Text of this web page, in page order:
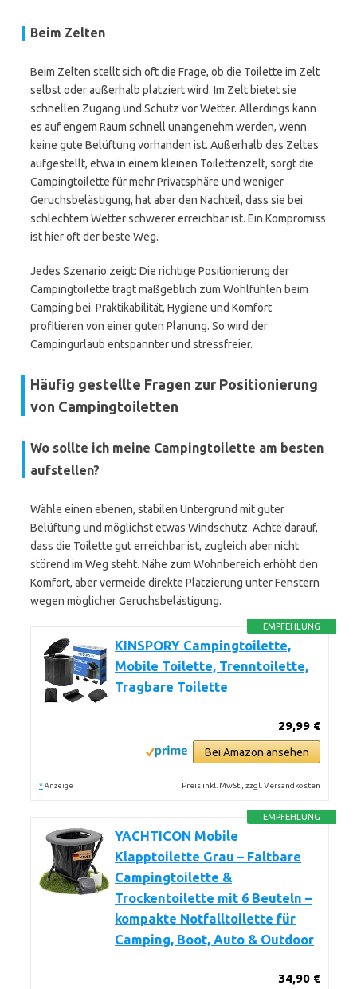
Beim Zelten
Beim Zelten stellt sich oft die Frage, ob die Toilette im Zelt
selbst oder außerhalb platziert wird. Im Zelt bietet sie
schnellen Zugang und Schutz vor Wetter. Allerdings kann
es auf engem Raum schnell unangenehm werden, wenn
keine gute Belüftung vorhanden ist. Außerhalb des Zeltes
aufgestellt, etwa in einem kleinen Toilettenzelt, sorgt die
Campingtoilette für mehr Privatsphäre und weniger
Geruchsbelästigung, hat aber den Nachteil, dass sie bei
schlechtem Wetter schwerer erreichbar ist. Ein Kompromiss
ist hier oft der beste Weg.
Jedes Szenario zeigt: Die richtige Positionierung der
Campingtoilette trägt maßgeblich zum Wohlfühlen beim
Camping bei. Praktikabilität, Hygiene und Komfort
profitieren von einer guten Planung. So wird der
Campingurlaub entspannter und stressfreier.
Häufig gestellte Fragen zur Positionierung
von Campingtoiletten
Wo sollte ich meine Campingtoilette am besten
aufstellen?
Wähle einen ebenen, stabilen Untergrund mit guter
Belüftung und möglichst etwas Windschutz. Achte darauf,
dass die Toilette gut erreichbar ist, zugleich aber nicht
störend im Weg steht. Nähe zum Wohnbereich erhöht den
Komfort, aber vermeide direkte Platzierung unter Fenstern
wegen möglicher Geruchsbelästigung.
EMPFEHLUNG
KINSPORY Campingtoilette,
Mobile Toilette, Trenntoilette,
Tragbare Toilette
29,99 €
Bei Amazon ansehen
* Anzeige Preis inkl. MwSt., zzgl. Versandkosten
EMPFEHLUNG
YACHTICON Mobile
Klapptoilette Grau – Faltbare
Campingtoilette &
Trockentoilette mit 6 Beuteln –
kompakte Notfalltoilette für
Camping, Boot, Auto & Outdoor
34,90 €